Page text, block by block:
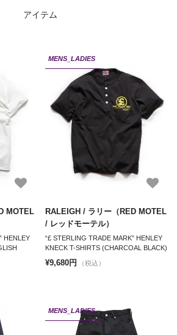
アイテム
MOTEL
HENLEY
MENS_LADIES
RALEIGH / ラリー（RED MOTEL
/ レッドモーテル）
“£ STERLING TRADE MARK” HENLEY
KNECK T-SHIRTS (CHARCOAL BLACK)
¥9,680円 （税込）
MENS_LADIES